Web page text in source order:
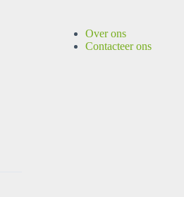
Over ons
Contacteer ons